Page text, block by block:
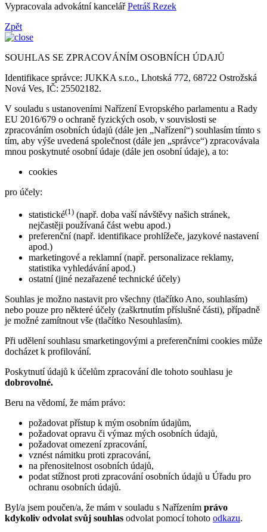
Vypracovala advokátní kancelářPetráš Rezek
Zpět
SOUHLAS SE ZPRACOVÁNÍM OSOBNÍCH ÚDAJŮ
Identifikace správce: JUKKA s.r.o., Lhotská 772, 68722 Ostrožská
Nová Ves, IČ: 25502182.
V souladu s ustanoveními Nařízení Evropského parlamentu a Rady
EU 2016/679 o ochraně fyzických osob, v souvislosti se
zpracováním osobních údajů (dále jen „Nařízení“) souhlasím tímto s
tím, aby výše uvedená společnost (dále jen „správce“) zpracovávala
mnou poskytnuté osobní údaje (dále jen osobní údaje), a to:
cookies
pro účely:
statistické(1) (např. doba vaší návštěvy našich stránek,
nejčastěji používaná část webu apod.)
preferenční (např. identifikace prohlížeče, jazykové nastavení
apod.)
marketingové a reklamní (např. personalizace reklamy,
statistika vyhledávání apod.)
ostatní (jiné nezařazené technické účely)
Souhlas je možno nastavit pro všechny (tlačítko Ano, souhlasím)
nebo pouze pro některé účely (zaškrtnutím příslušné části), případně
je možné zamítnout vše (tlačítko Nesouhlasím).
Při udělení souhlasu smarketingovými a preferenčními cookies může
docházet k profilování.
Poskytnutí údajů k účelům zpracování dle tohoto souhlasu je
dobrovolné.
Beru na vědomí, že mám právo:
požadovat přístup k mým osobním údajům,
požadovat opravu či výmaz mých osobních údajů,
požadovat omezení zpracování,
vznést námitku proti zpracování,
na přenositelnost osobních údajů,
podat stížnost proti zpracování osobních údajů u Úřadu pro
ochranu osobních údajů.
Byl/a jsem poučen/a, že mám v souladu s Nařízením právo
kdykoliv odvolat svůj souhlas odvolat pomocí tohoto odkazu.